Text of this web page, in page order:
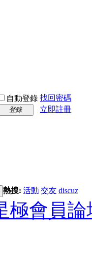
自動登錄 找回密碼
登錄 立即註冊
熱搜: 活動 交友 discuz
極會員論